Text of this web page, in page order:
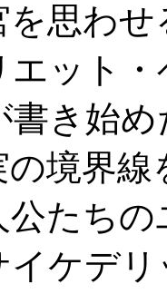
を思わ
エット
書き始
境界
公たち
ケデ